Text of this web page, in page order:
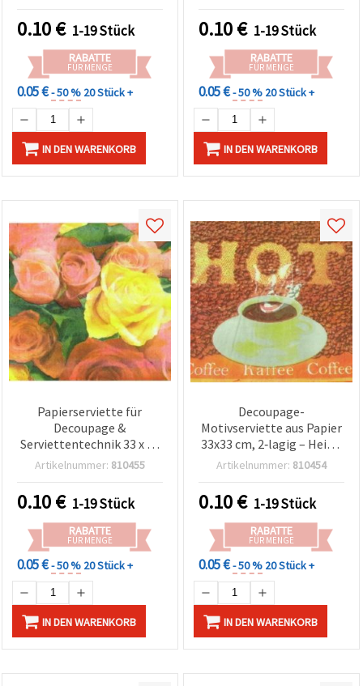
DIY-Bastelprojekte,
Scrapbooking, Mixed
Media & Möbel-Deko
0.10€ 1-19 Stück
RABATTE
FÜR MENGE
0.05 €- 50 % 20 Stück +
IN DEN WARENKORB
Serviettentechnik,
Scrapbooking & Mixed
Media
0.10€ 1-19 Stück
RABATTE
FÜR MENGE
0.05 €- 50 % 20 Stück +
IN DEN WARENKORB
Papierserviette für
Decoupage &
Serviettentechnik 33 x 33
cm, 2-lagig, Rosenmotiv –
Scrapbooking, Mixed
Media & Upcycling, 1 Stück
Artikelnummer: 810455
0.10€ 1-19 Stück
RABATTE
FÜR MENGE
0.05 €- 50 % 20 Stück +
IN DEN WARENKORB
Decoupage-
Motivserviette aus Papier
33x33 cm, 2‑lagig – Heiße
Kaffeetasse &
Vintage‑Café‑Design mit
„Coffee/Kaffee“-
Schriftzug, 1 Stück – für
DIY, Serviettentechnik,
Basteln, Scrapbooking &
Wohndeko
Artikelnummer: 810454
0.10€ 1-19 Stück
RABATTE
FÜR MENGE
0.05 €- 50 % 20 Stück +
IN DEN WARENKORB